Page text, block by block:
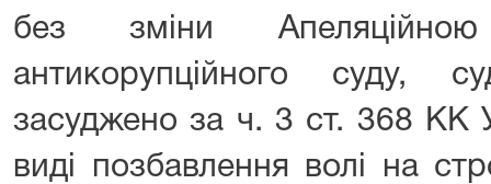
без зміни
антикорупційного суду,
засуджено за ч. 3 ст. 368 КК
виді позбавлення волі на